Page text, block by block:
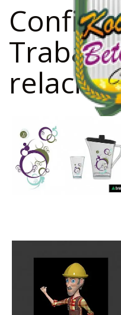
Confira